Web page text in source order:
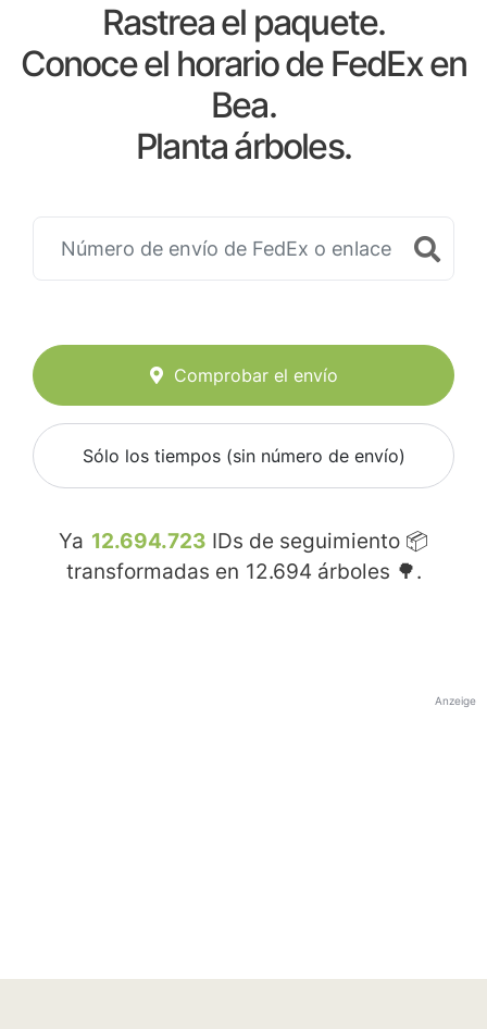
Rastrea el paquete.
Conoce el horario de FedEx en
Bea.
Planta árboles.
Comprobar el envío
Sólo los tiempos (sin número de envío)
Ya 12.694.723 IDs de seguimiento 📦
transformadas en 12.694 árboles 🌳.
Anzeige